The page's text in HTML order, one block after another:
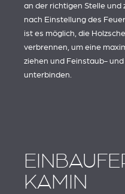
an der richtigen Stelle
nach Einstellung des
ist es möglich, die
verbrennen, um eine
ziehen und Feinstaub-
unterbinden.
KAMIN